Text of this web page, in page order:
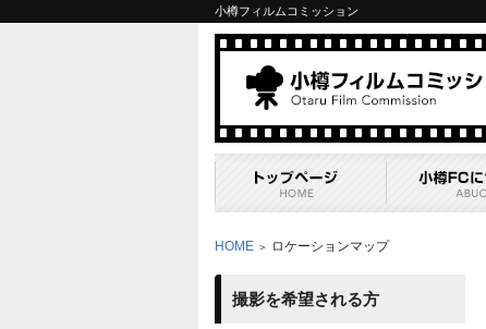
小樽フィルムコミッション
HOME ＞ ロケーションマップ
撮影を希望される方